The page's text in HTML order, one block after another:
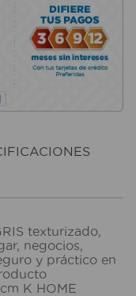
texturizado,
negocios,
y práctico en
K HOME